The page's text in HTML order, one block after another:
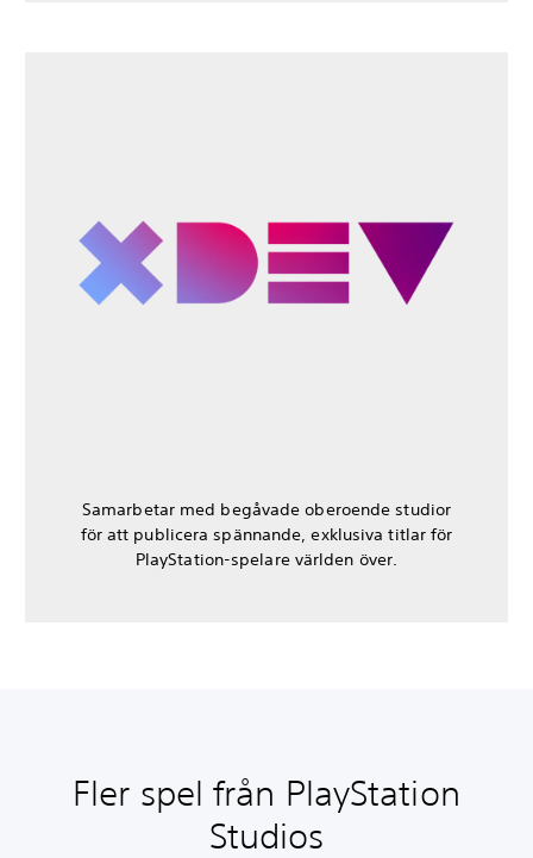
Samarbetar med begåvade oberoende studior
för att publicera spännande, exklusiva titlar för
PlayStation-spelare världen över.
Fler spel från PlayStation
Studios